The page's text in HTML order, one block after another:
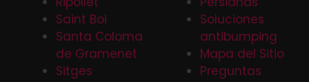
Saint Boi
Santa Coloma
de Gramenet
Sitges
Soluciones
antibumping
Mapa del Sitio
Preguntas